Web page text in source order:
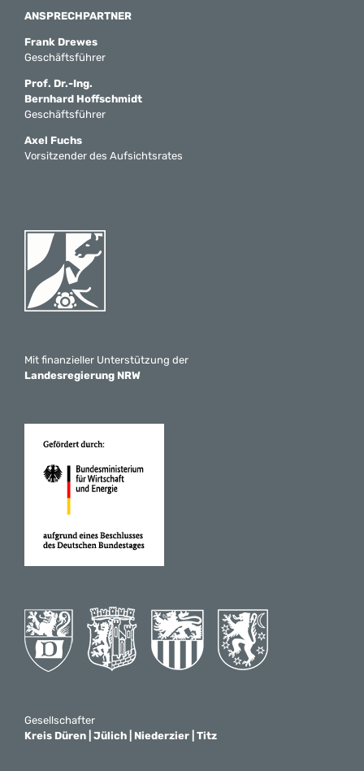
ANSPRECHPARTNER
Frank Drewes
Geschäftsführer
Prof. Dr.-Ing.
Bernhard Hoffschmidt
Geschäftsführer
Axel Fuchs
Vorsitzender des Aufsichtsrates
Mit finanzieller Unterstützung der
Landesregierung NRW
Gesellschafter
Kreis Düren | Jülich | Niederzier | Titz